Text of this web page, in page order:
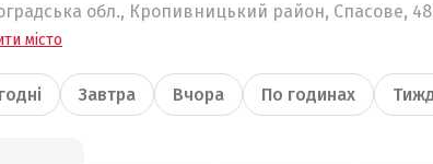
обл., Кропивницький район, Спасове,
місто
Завтра Вчора По годинах